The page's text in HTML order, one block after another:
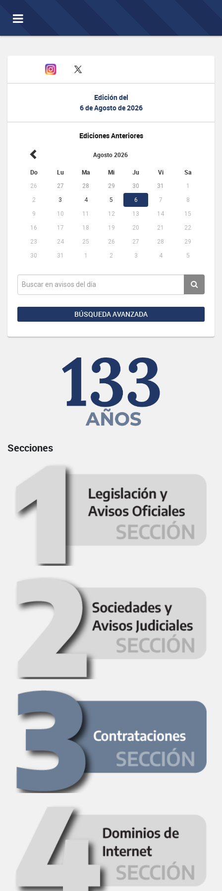
Toggle
navigation
Edición del
6 de Agosto de 2026
Ediciones Anteriores
Agosto 2026
Do Lu Ma Mi Ju Vi Sa
26 27 28 29 30 31
1
2
3 4 5 6 7
8
9
10 11 12 13 14
15
16
17 18 19 20 21
22
23
24 25 26 27 28
29
30
31 1 2 3 4 5
BÚSQUEDA AVANZADA
Secciones